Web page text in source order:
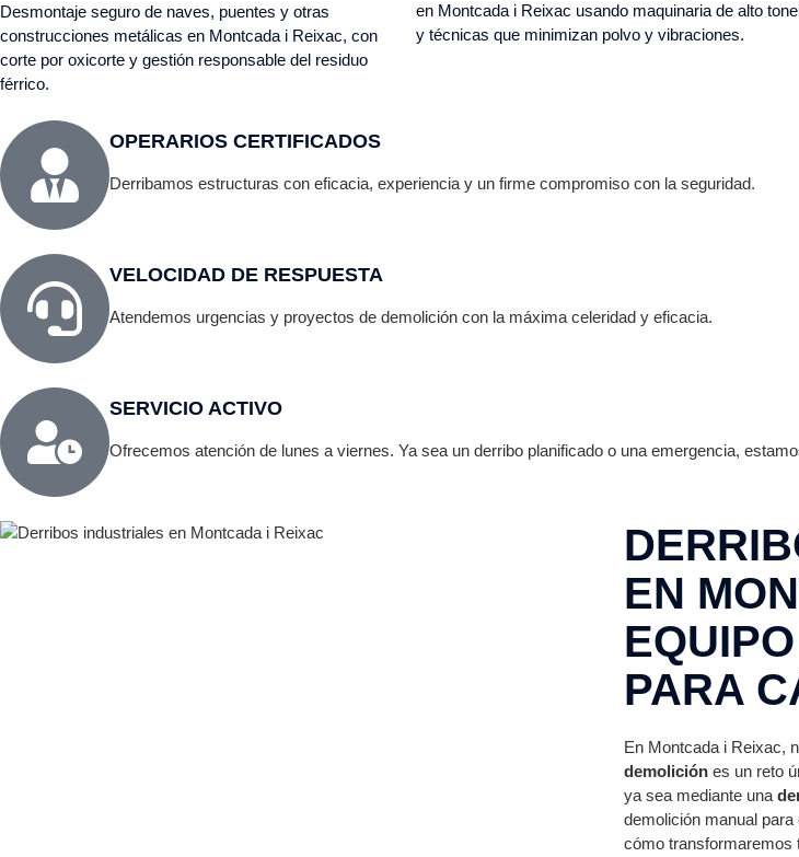
Desmontaje seguro de naves, puentes y otras
construcciones metálicas en Montcada i Reixac, con
corte por oxicorte y gestión responsable del residuo
férrico.
en Montcada i Reixac usando maquinaria de alto
y técnicas que minimizan polvo y vibraciones.
OPERARIOS CERTIFICADOS
Derribamos estructuras con eficacia, experiencia y un firme compromiso con la seguridad.
VELOCIDAD DE RESPUESTA
Atendemos urgencias y proyectos de demolición con la máxima celeridad y eficacia.
SERVICIO ACTIVO
Ofrecemos atención de lunes a viernes. Ya sea un derribo planificado o una emergencia,
EN
PARA
En Montcada i Reixac,
demolición es un reto
ya sea mediante una
demolición manual
cómo transformaremos